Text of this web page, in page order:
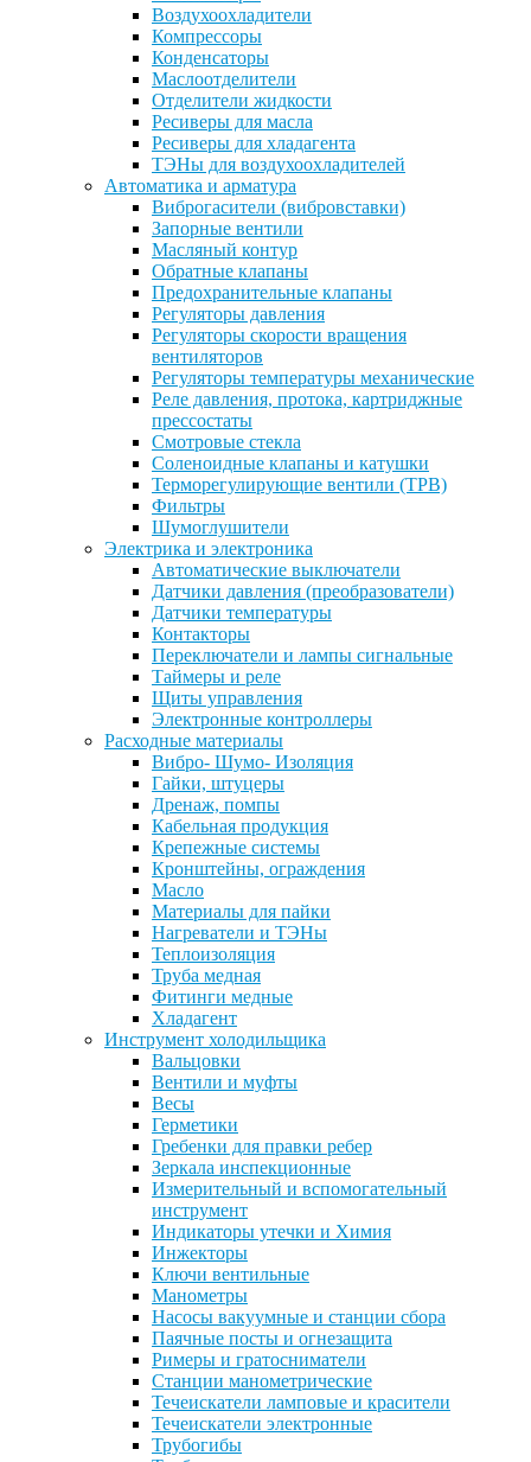
Воздухоохладители
Компрессоры
Конденсаторы
Маслоотделители
Отделители жидкости
Ресиверы для масла
Ресиверы для хладагента
ТЭНы для воздухоохладителей
Автоматика и арматура
Виброгасители (вибровставки)
Запорные вентили
Масляный контур
Обратные клапаны
Предохранительные клапаны
Регуляторы давления
Регуляторы скорости вращения
вентиляторов
Регуляторы температуры механические
Реле давления, протока, картриджные
прессостаты
Смотровые стекла
Соленоидные клапаны и катушки
Терморегулирующие вентили (ТРВ)
Фильтры
Шумоглушители
Электрика и электроника
Автоматические выключатели
Датчики давления (преобразователи)
Датчики температуры
Контакторы
Переключатели и лампы сигнальные
Таймеры и реле
Щиты управления
Электронные контроллеры
Расходные материалы
Вибро- Шумо- Изоляция
Гайки, штуцеры
Дренаж, помпы
Кабельная продукция
Крепежные системы
Кронштейны, ограждения
Масло
Материалы для пайки
Нагреватели и ТЭНы
Теплоизоляция
Труба медная
Фитинги медные
Хладагент
Инструмент холодильщика
Вальцовки
Вентили и муфты
Весы
Герметики
Гребенки для правки ребер
Зеркала инспекционные
Измерительный и вспомогательный
инструмент
Индикаторы утечки и Химия
Инжекторы
Ключи вентильные
Манометры
Насосы вакуумные и станции сбора
Паячные посты и огнезащита
Римеры и гратосниматели
Станции манометрические
Течеискатели ламповые и красители
Течеискатели электронные
Трубогибы